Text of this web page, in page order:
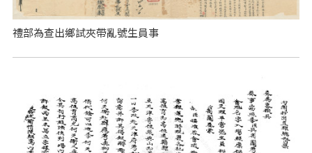
禮部為查出鄉試夾帶亂號生員事